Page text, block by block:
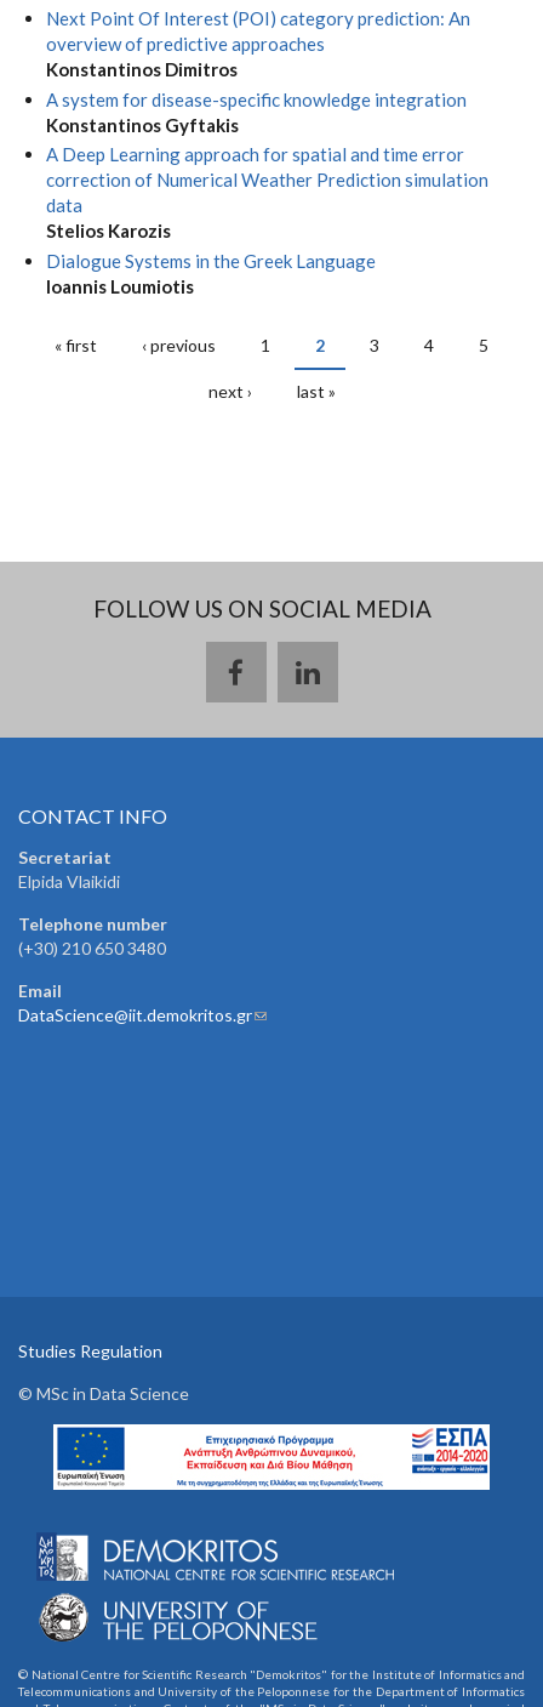
Next Point Of Interest (POI) category prediction: An
overview of predictive approaches
Konstantinos Dimitros
A system for disease-specific knowledge integration
Konstantinos Gyftakis
A Deep Learning approach for spatial and time error
correction of Numerical Weather Prediction simulation
data
Stelios Karozis
Dialogue Systems in the Greek Language
Ioannis Loumiotis
PAGES
« first ‹ previous 1 2 3 4 5
next › last »
FOLLOW US ON SOCIAL MEDIA
CONTACT INFO
Secretariat
Elpida Vlaikidi
Telephone number
(+30) 210 650 3480
Email
DataScience@iit.demokritos.gr(link sends e-mail)
Studies Regulation
© MSc in Data Science
© National Centre for Scientific Research "Demokritos" for the Institute of Informatics and
Telecommunications and University of the Peloponnese for the Department of Informatics